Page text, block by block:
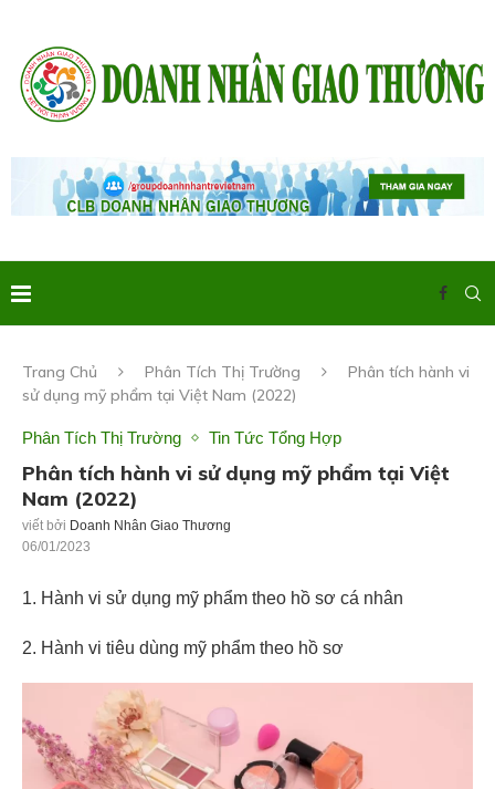
Trang Chủ Phân Tích Thị Trường
Phân tích hành vi
sử dụng mỹ phẩm tại Việt Nam (2022)
Phân Tích Thị Trường Tin Tức Tổng Hợp
Phân tích hành vi sử dụng mỹ phẩm tại Việt
Nam (2022)
viết bởi Doanh Nhân Giao Thương
06/01/2023
1. Hành vi sử dụng mỹ phẩm theo hồ sơ cá nhân
2. Hành vi tiêu dùng mỹ phẩm theo hồ sơ